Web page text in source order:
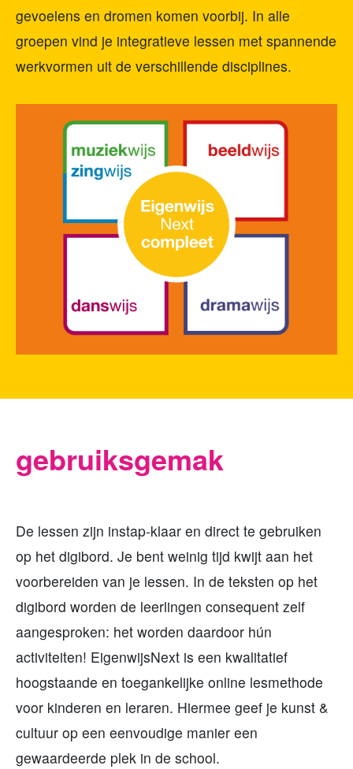
gevoelens en dromen komen voorbij. In alle
groepen vind je integratieve lessen met spannende
werkvormen uit de verschillende disciplines.
gebruiksgemak
De lessen zijn instap-klaar en direct te gebruiken
op het digibord. Je bent weinig tijd kwijt aan het
voorbereiden van je lessen. In de teksten op het
digibord worden de leerlingen consequent zelf
aangesproken: het worden daardoor hún
activiteiten! EigenwijsNext is een kwalitatief
hoogstaande en toegankelijke online lesmethode
voor kinderen en leraren. Hiermee geef je kunst &
cultuur op een eenvoudige manier een
gewaardeerde plek in de school.